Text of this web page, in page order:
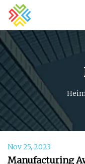
Heim
Nov 25, 2023
Manufacturing